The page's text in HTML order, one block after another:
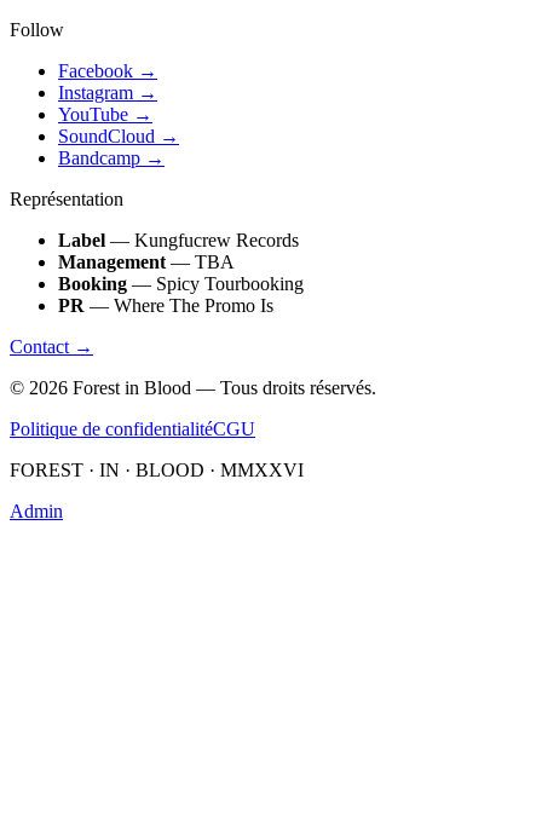
Follow
Facebook →
Instagram →
YouTube →
SoundCloud →
Bandcamp →
Représentation
Label — Kungfucrew Records
Management — TBA
Booking — Spicy Tourbooking
PR — Where The Promo Is
Contact →
© 2026 Forest in Blood — Tous droits réservés.
Politique de confidentialitéCGU
FOREST · IN · BLOOD · MMXXVI
Admin